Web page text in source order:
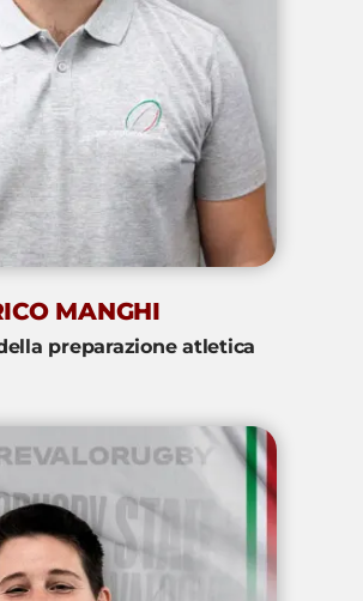
MANGHI
preparazione atletica